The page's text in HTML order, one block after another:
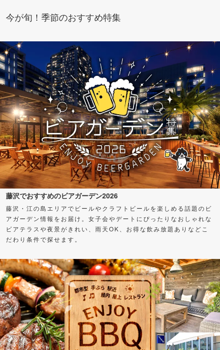
今が旬！季節のおすすめ特集
藤沢でおすすめのビアガーデン2026
藤沢・江の島エリアでビールやクラフトビールを楽しめる話題のビ
アガーデン情報をお届け。女子会やデートにぴったりなおしゃれな
ビアテラスや夜景がきれい、雨天OK、お得な飲み放題ありなどこ
だわり条件で探せます。